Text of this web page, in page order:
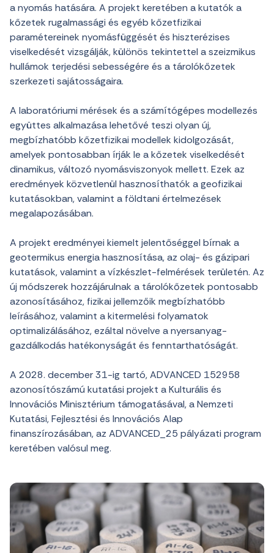
a nyomás hatására. A projekt keretében a kutatók a
kőzetek rugalmassági és egyéb kőzetfizikai
paramétereinek nyomásfüggését és hiszterézises
viselkedését vizsgálják, különös tekintettel a szeizmikus
hullámok terjedési sebességére és a tárolókőzetek
szerkezeti sajátosságaira.
A laboratóriumi mérések és a számítógépes modellezés
együttes alkalmazása lehetővé teszi olyan új,
megbízhatóbb kőzetfizikai modellek kidolgozását,
amelyek pontosabban írják le a kőzetek viselkedését
dinamikus, változó nyomásviszonyok mellett. Ezek az
eredmények közvetlenül hasznosíthatók a geofizikai
kutatásokban, valamint a földtani értelmezések
megalapozásában.
A projekt eredményei kiemelt jelentőséggel bírnak a
geotermikus energia hasznosítása, az olaj- és gázipari
kutatások, valamint a vízkészlet-felmérések területén. Az
új módszerek hozzájárulnak a tárolókőzetek pontosabb
azonosításához, fizikai jellemzőik megbízhatóbb
leírásához, valamint a kitermelési folyamatok
optimalizálásához, ezáltal növelve a nyersanyag-
gazdálkodás hatékonyságát és fenntarthatóságát.
A 2028. december 31-ig tartó, ADVANCED 152958
azonosítószámú kutatási projekt a Kulturális és
Innovációs Minisztérium támogatásával, a Nemzeti
Kutatási, Fejlesztési és Innovációs Alap
finanszírozásában, az ADVANCED_25 pályázati program
keretében valósul meg.